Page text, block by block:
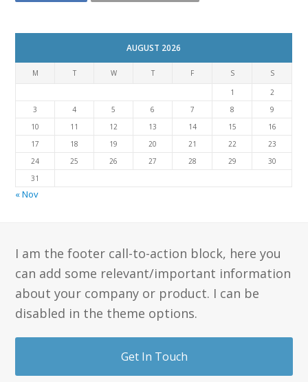
AUGUST 2026
M T W T F S
S
1
2
3
4 5 6 7 8
9
10
11 12 13 14 15
16
17
18 19 20 21 22
23
24
25 26 27 28 29
30
31
« Nov
I am the footer call-to-action block, here you
can add some relevant/important information
about your company or product. I can be
disabled in the theme options.
Get In Touch